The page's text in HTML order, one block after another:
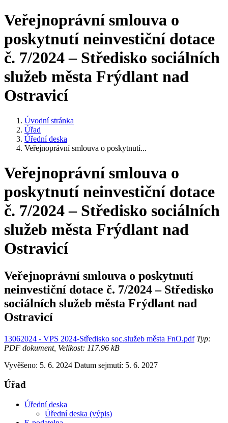
Veřejnoprávní smlouva o
poskytnutí neinvestiční dotace
č. 7/2024 – Středisko sociálních
služeb města Frýdlant nad
Ostravicí
Úvodní stránka
Úřad
Úřední deska
Veřejnoprávní smlouva o poskytnutí...
Veřejnoprávní smlouva o
poskytnutí neinvestiční dotace
č. 7/2024 – Středisko sociálních
služeb města Frýdlant nad
Ostravicí
Veřejnoprávní smlouva o poskytnutí
neinvestiční dotace č. 7/2024 – Středisko
sociálních služeb města Frýdlant nad
Ostravicí
13062024 - VPS 2024-Středisko soc.služeb města FnO.pdfTyp:
PDF dokument, Velikost: 117.96 kB
Vyvěšeno: 5. 6. 2024 Datum sejmutí: 5. 6. 2027
Úřad
Úřední deska
Úřední deska (výpis)